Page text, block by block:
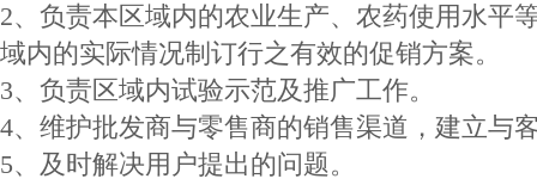
2、负责本区域内的农业生产、农药使用水平
域内的实际情况制订行之有效的促销方案。
3、负责区域内试验示范及推广工作。
4、维护批发商与零售商的销售渠道，建立与
5、及时解决用户提出的问题。